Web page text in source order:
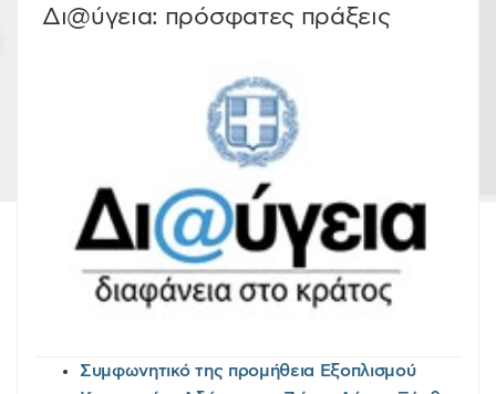
Δι@ύγεια: πρόσφατες πράξεις
Συμφωνητικό της προμήθεια Εξοπλισμού